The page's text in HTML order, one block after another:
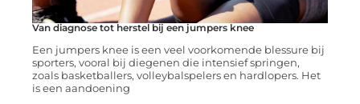
Van diagnose tot herstel bij een jumpers knee
Een jumpers knee is een veel voorkomende blessure bij
sporters, vooral bij diegenen die intensief springen,
zoals basketballers, volleybalspelers en hardlopers. Het
is een aandoening